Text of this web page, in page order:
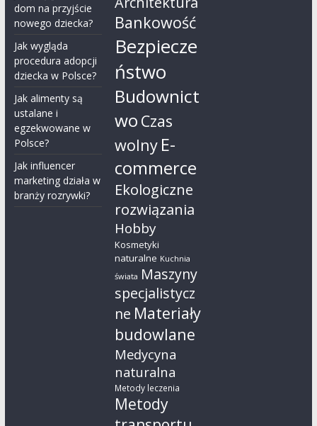
dom na przyjście
nowego dziecka?
Jak wygląda
procedura adopcji
dziecka w Polsce?
Jak alimenty są
ustalane i
egzekwowane w
Polsce?
Jak influencer
marketing działa w
branży rozrywki?
Bankowość
Bezpiecze
ństwo
Budownict
wo Czas
wolny E-
commerce
Ekologiczne
rozwiązania
Hobby
Kosmetyki
naturalne Kuchnia
świata Maszyny
specjalistycz
ne Materiały
budowlane
Medycyna
naturalna
Metody leczenia
Metody